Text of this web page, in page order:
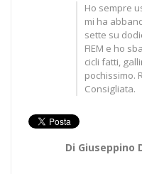
Ho sempre
mi ha
sette su
FIEM e ho
cicli fatti,
pochissimo.
Consigliata.
Di Giuseppino